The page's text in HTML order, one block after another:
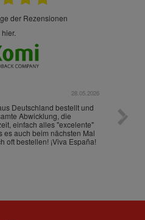
hier.
28.05.2026
Deutschland bestellt und
Abwicklung, die
einfach alles "excelente"
es auch beim nächsten Mal
oft bestellen! ¡Viva España!
Die
gut
ist